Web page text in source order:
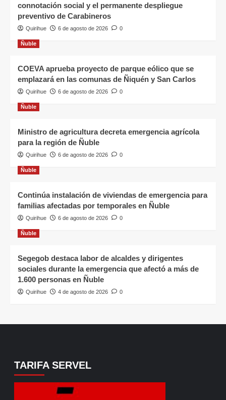
connotación social y el permanente despliegue
preventivo de Carabineros
Quirihue 6 de agosto de 2026 0
Ñuble
COEVA aprueba proyecto de parque eólico que se
emplazará en las comunas de Ñiquén y San Carlos
Quirihue 6 de agosto de 2026 0
Ñuble
Ministro de agricultura decreta emergencia agrícola
para la región de Ñuble
Quirihue 6 de agosto de 2026 0
Ñuble
Continúa instalación de viviendas de emergencia para
familias afectadas por temporales en Ñuble
Quirihue 6 de agosto de 2026 0
Ñuble
Segegob destaca labor de alcaldes y dirigentes
sociales durante la emergencia que afectó a más de
1.600 personas en Ñuble
Quirihue 4 de agosto de 2026 0
TARIFA SERVEL